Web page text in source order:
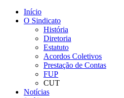
Início
O Sindicato
História
Diretoria
Estatuto
Acordos Coletivos
Prestação de Contas
FUP
CUT
Notícias